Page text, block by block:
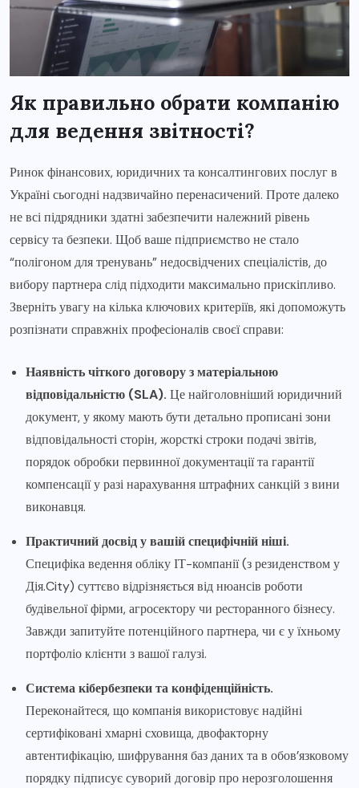
Як правильно обрати компанію
для ведення звітності?
Ринок фінансових, юридичних та консалтингових послуг в
Україні сьогодні надзвичайно перенасичений. Проте далеко
не всі підрядники здатні забезпечити належний рівень
сервісу та безпеки. Щоб ваше підприємство не стало
“полігоном для тренувань” недосвідчених спеціалістів, до
вибору партнера слід підходити максимально прискіпливо.
Зверніть увагу на кілька ключових критеріїв, які допоможуть
розпізнати справжніх професіоналів своєї справи:
Наявність чіткого договору з матеріальною
відповідальністю (SLA). Це найголовніший юридичний
документ, у якому мають бути детально прописані зони
відповідальності сторін, жорсткі строки подачі звітів,
порядок обробки первинної документації та гарантії
компенсації у разі нарахування штрафних санкцій з вини
виконавця.
Практичний досвід у вашій специфічній ніші.
Специфіка ведення обліку ІТ-компанії (з резиденством у
Дія.City) суттєво відрізняється від нюансів роботи
будівельної фірми, агросектору чи ресторанного бізнесу.
Завжди запитуйте потенційного партнера, чи є у їхньому
портфоліо клієнти з вашої галузі.
Система кібербезпеки та конфіденційність.
Переконайтеся, що компанія використовує надійні
сертифіковані хмарні сховища, двофакторну
автентифікацію, шифрування баз даних та в обов’язковому
порядку підписує суворий договір про нерозголошення